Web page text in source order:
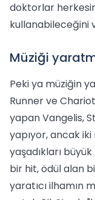
doktorlar
kullanabileceğini
Müziği
Peki ya müziğin
Runner ve
yapan Vangelis,
yapıyor, ancak
yaşadıkları
bir hit, ödül alan
yaratıcı ilhamın